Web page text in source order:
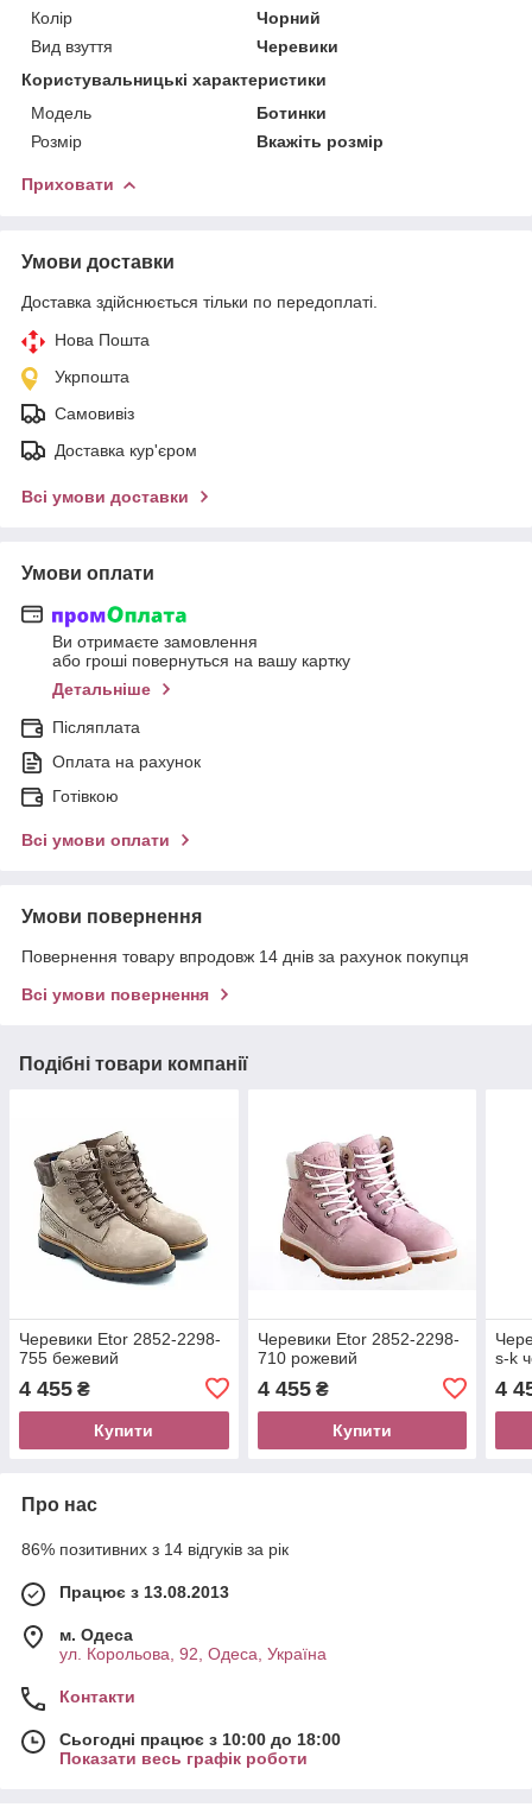
Колір
Чорний
Вид взуття
Черевики
Користувальницькі характеристики
Мoдель
Ботинки
Розмір
Вкажіть розмір
Приховати
Умови доставки
Доставка здійснюється тільки по передоплаті.
Нова Пошта
Укрпошта
Самовивіз
Доставка кур'єром
Всі умови доставки
Умови оплати
Ви отримаєте замовлення
або гроші повернуться на вашу картку
Детальніше
Післяплата
Оплата на рахунок
Готівкою
Всі умови оплати
Умови повернення
Повернення товару впродовж 14 днів за рахунок покупця
Всі умови повернення
Подібні товари компанії
Черевики Etor 2852-2298-
755 бежевий
4 455 ₴
Купити
Черевики Etor 2852-2298-
710 рожевий
4 455₴
Купити
s-k
4
Про нас
86% позитивних з 14 відгуків за рік
Працює з 13.08.2013
м. Одеса
ул. Корольова, 92, Одеса, Україна
Контакти
Сьогодні працює з 10:00 до 18:00
Показати весь графік роботи